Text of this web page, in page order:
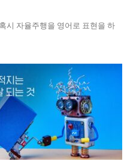
시 자율주행을 영어로 표현을 하